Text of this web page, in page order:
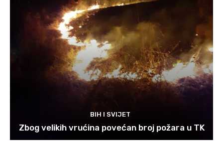
BIH I SVIJET
Zbog velikih vrućina povećan broj požara u TK